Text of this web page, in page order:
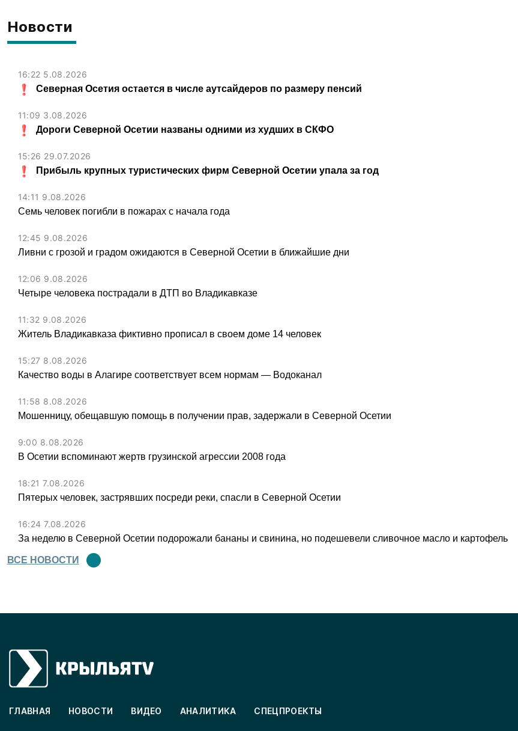
Новости
16:22 5.08.2026
Северная Осетия остается в числе аутсайдеров по размеру пенсий
11:09 3.08.2026
Дороги Северной Осетии названы одними из худших в СКФО
15:26 29.07.2026
Прибыль крупных туристических фирм Северной Осетии упала за год
14:11 9.08.2026
Семь человек погибли в пожарах с начала года
12:45 9.08.2026
Ливни с грозой и градом ожидаются в Северной Осетии в ближайшие дни
12:06 9.08.2026
Четыре человека пострадали в ДТП во Владикавказе
11:32 9.08.2026
Житель Владикавказа фиктивно прописал в своем доме 14 человек
15:27 8.08.2026
Качество воды в Алагире соответствует всем нормам — Водоканал
11:58 8.08.2026
Мошенницу, обещавшую помощь в получении прав, задержали в Северной Осетии
9:00 8.08.2026
В Осетии вспоминают жертв грузинской агрессии 2008 года
18:21 7.08.2026
Пятерых человек, застрявших посреди реки, спасли в Северной Осетии
16:24 7.08.2026
За неделю в Северной Осетии подорожали бананы и свинина, но подешевели сливочное масло и картофель
ВСЕ НОВОСТИ
ГЛАВНАЯ НОВОСТИ ВИДЕО АНАЛИТИКА СПЕЦПРОЕКТЫ